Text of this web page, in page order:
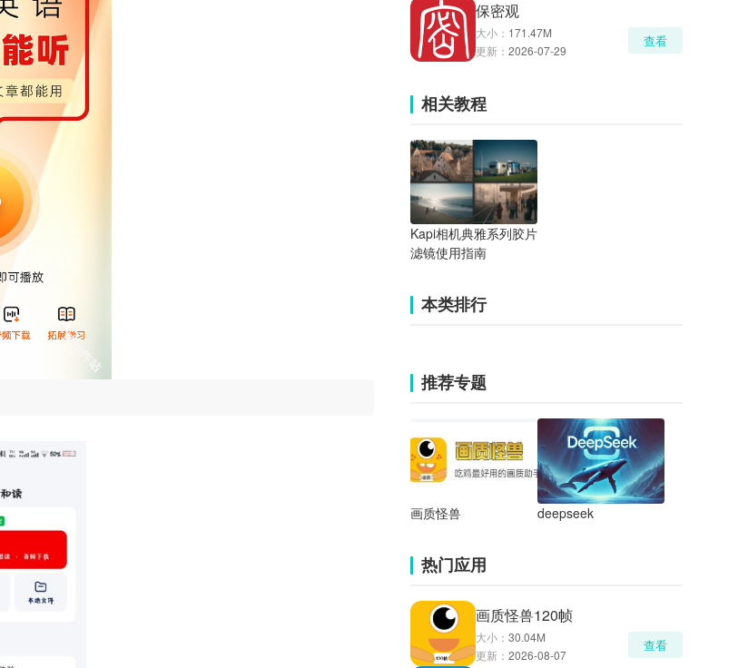
保密观
大小： 171.47M
更新： 2026-07-29
查看
相关教程
Kapi相机典雅系列胶片
滤镜使用指南
本类排行
推荐专题
画质怪兽 deepseek
热门应用
画质怪兽120帧
大小： 30.04M
更新： 2026-08-07
查看